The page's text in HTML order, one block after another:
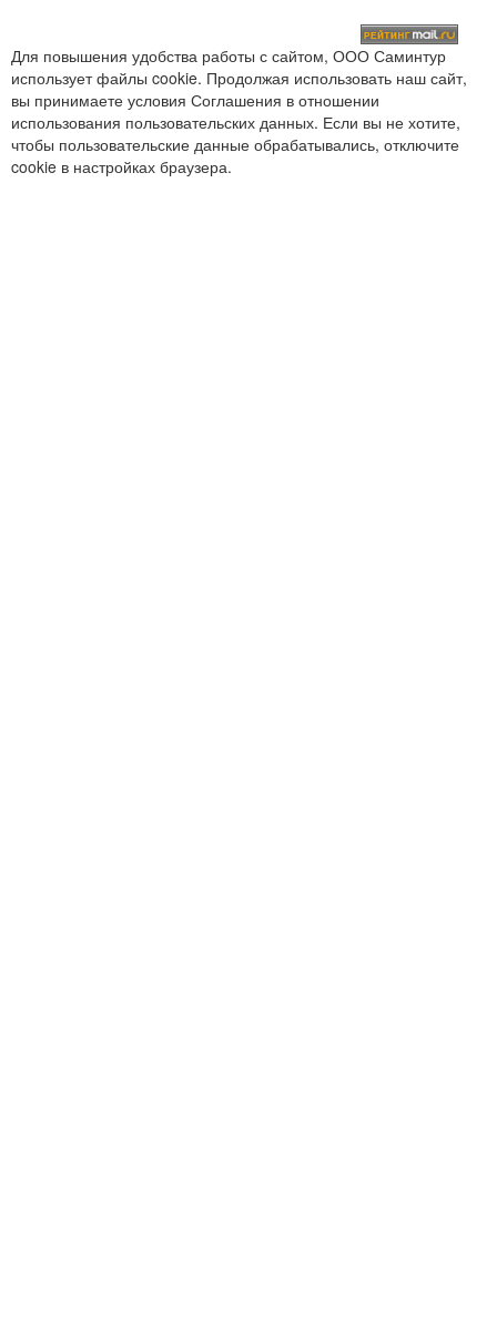
Для повышения удобства работы с сайтом, ООО Саминтур
использует файлы cookie. Продолжая использовать наш сайт,
вы принимаете условия Соглашения в отношении
использования пользовательских данных. Если вы не хотите,
чтобы пользовательские данные обрабатывались, отключите
cookie в настройках браузера.